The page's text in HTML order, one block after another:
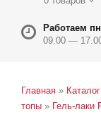
Работаем
09.00 —
Главная » Каталог
топы » Гель-лаки